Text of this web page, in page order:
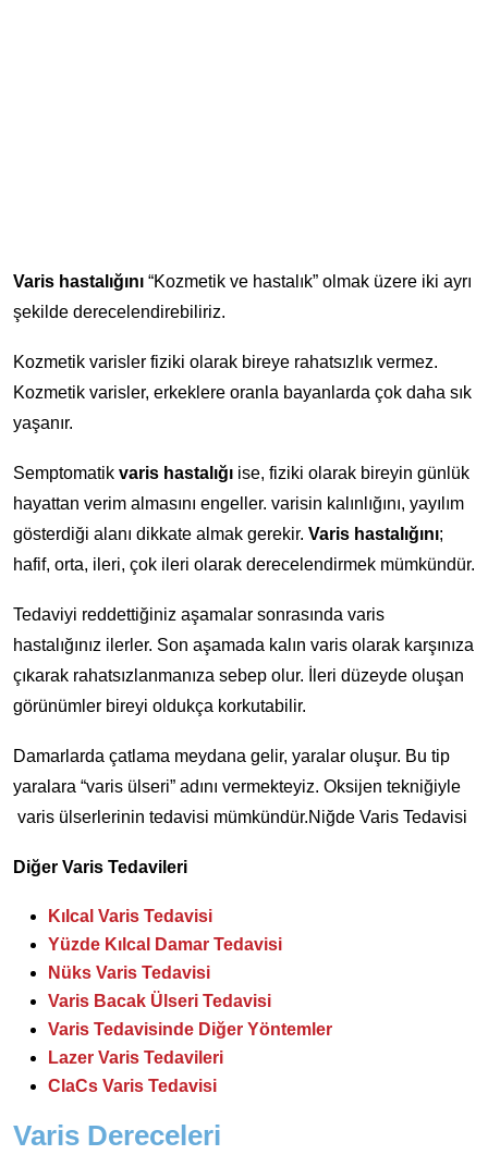
Varis hastalığını “Kozmetik ve hastalık” olmak üzere iki ayrı
şekilde derecelendirebiliriz.
Kozmetik varisler fiziki olarak bireye rahatsızlık vermez.
Kozmetik varisler, erkeklere oranla bayanlarda çok daha sık
yaşanır.
Semptomatik varis hastalığı ise, fiziki olarak bireyin günlük
hayattan verim almasını engeller. varisin kalınlığını, yayılım
gösterdiği alanı dikkate almak gerekir. Varis hastalığını;
hafif, orta, ileri, çok ileri olarak derecelendirmek mümkündür.
Tedaviyi reddettiğiniz aşamalar sonrasında varis
hastalığınız ilerler. Son aşamada kalın varis olarak karşınıza
çıkarak rahatsızlanmanıza sebep olur. İleri düzeyde oluşan
görünümler bireyi oldukça korkutabilir.
Damarlarda çatlama meydana gelir, yaralar oluşur. Bu tip
yaralara “varis ülseri” adını vermekteyiz. Oksijen tekniğiyle
varis ülserlerinin tedavisi mümkündür.Niğde Varis Tedavisi
Diğer Varis Tedavileri
Kılcal Varis Tedavisi
Yüzde Kılcal Damar Tedavisi
Nüks Varis Tedavisi
Varis Bacak Ülseri Tedavisi
Varis Tedavisinde Diğer Yöntemler
Lazer Varis Tedavileri
ClaCs Varis Tedavisi
Varis Dereceleri